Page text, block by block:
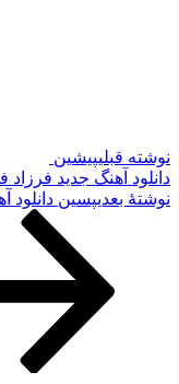
نوشته قبلیپیشین
دانلود آهنگ جدید
نوشته‌ٔ بعدیپسین دانلود